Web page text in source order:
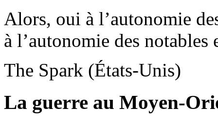
Alors, oui à l’autonomie
à l’autonomie des notables
The Spark (États-Unis)
La guerre au Moyen-